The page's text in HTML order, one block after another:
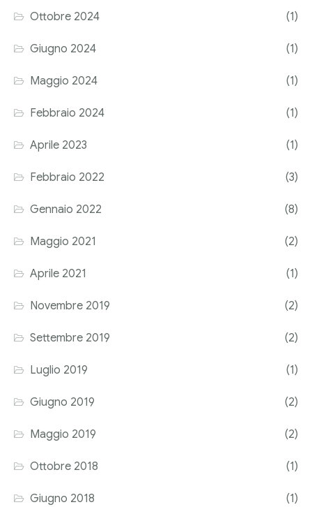
Ottobre 2024 (1)
Giugno 2024 (1)
Maggio 2024 (1)
Febbraio 2024 (1)
Aprile 2023 (1)
Febbraio 2022 (3)
Gennaio 2022 (8)
Maggio 2021 (2)
Aprile 2021 (1)
Novembre 2019 (2)
Settembre 2019 (2)
Luglio 2019 (1)
Giugno 2019 (2)
Maggio 2019 (2)
Ottobre 2018 (1)
Giugno 2018 (1)